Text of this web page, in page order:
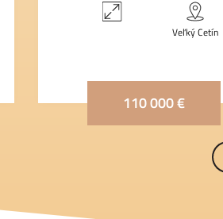
Veľký Cetín
110 000 €